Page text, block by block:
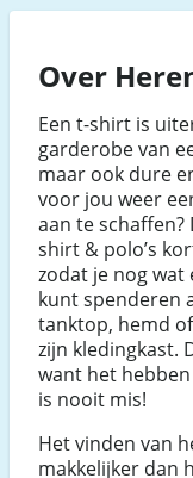
Over
Een t-shirt is
garderobe van
maar ook dure
voor jou weer
aan te
shirt & polo’s
zodat je nog wat
kunt spenderen
tanktop, hemd
zijn kledingkast.
want het
is nooit mis!
Het vinden van
makkelijker dan